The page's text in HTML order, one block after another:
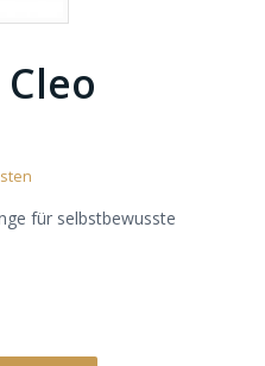
für selbstbewusste